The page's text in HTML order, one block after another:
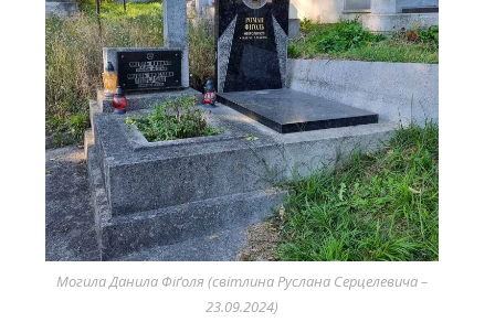
Могила Данила Фіґоля (світлина Руслана Серцелевича –
23.09.2024)